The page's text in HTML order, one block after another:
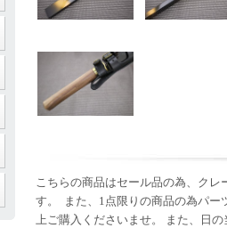
こちらの商品はセール品の為、クレ
す。 また、1点限りの商品の為パー
上ご購入くださいませ。 また、日